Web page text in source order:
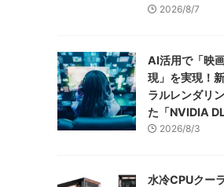
2026/8/7
AI活用で「映
現」を実現！
ラルレンダリ
た「NVIDIA
2026/8/3
水冷CPUクー